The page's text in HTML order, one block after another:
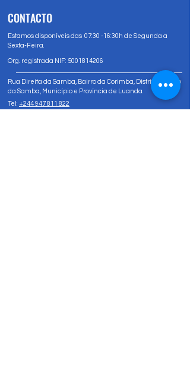
CONTACTO
Estamos disponíveis das 07:30 -16:30h de Segunda a
Sexta-Feira.
Org. registrada NIF: 5001814206
Rua Direita da Samba, Bairro da Corimba, Distrito Urbano
da Samba, Município e Província de Luanda.
Tel: +244 947 811 822